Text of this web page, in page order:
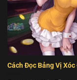
Cách Đọc Bảng Vị